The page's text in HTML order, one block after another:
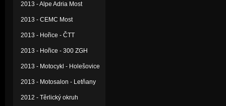
2013 - Alpe Adria Most
2013 - CEMC Most
2013 - Hořice - ČTT
2013 - Hořice - 300 ZGH
2013 - Motocykl - Holešovice
2013 - Motosalon - Letňany
2012 - Těrlický okruh